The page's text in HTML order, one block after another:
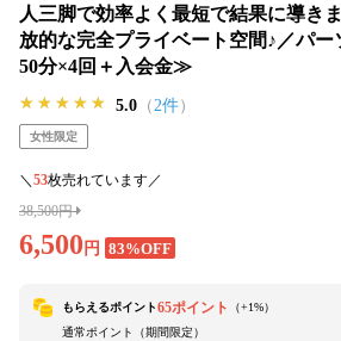
人三脚で効率よく最短で結果に導き
放的な完全プライベート空間♪／パ
50分×4回＋入会金≫
★★★★★
★★★★★
★★★★★ 5.0 （2件）
女性限定
＼ 53枚売れています／
38,500円
6,500 円 83%OFF
もらえるポイント65ポイント （+1%）
通常ポイント（期間限定）